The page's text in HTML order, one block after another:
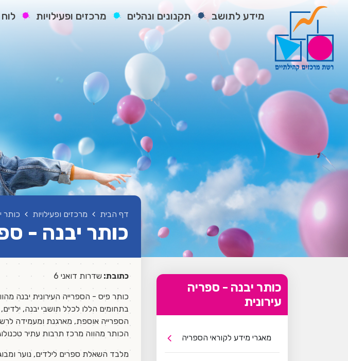
מידע לתושב תקנונים ונהלים מרכזים ופעילויות
כותר יבנה - ספריה
עירונית
מאגרי מידע לקוראי הספריה
דף הבית מרכזים ופעילויות כותר
כותר יבנה -
כתובת: שדרות דואני 6
כותר פיס - הספרייה העירונית יבנה
בתחומים הללו לכלל תושבי יבנה, ילדים,
הספרייה אוספת, מארגנת ומעמידה
הכותר מהווה מרכז תרבות עתיר
מלבד השאלת ספרים לילדים, נוער